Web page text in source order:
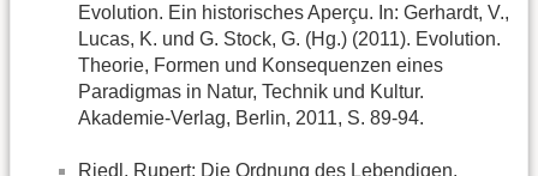
Evolution. Ein historisches Aperçu. In: Gerhardt, V.,
Lucas, K. und G. Stock, G. (Hg.) (2011). Evolution.
Theorie, Formen und Konsequenzen eines
Paradigmas in Natur, Technik und Kultur.
Akademie-Verlag, Berlin, 2011, S. 89-94.
Riedl, Rupert: Die Ordnung des Lebendigen.